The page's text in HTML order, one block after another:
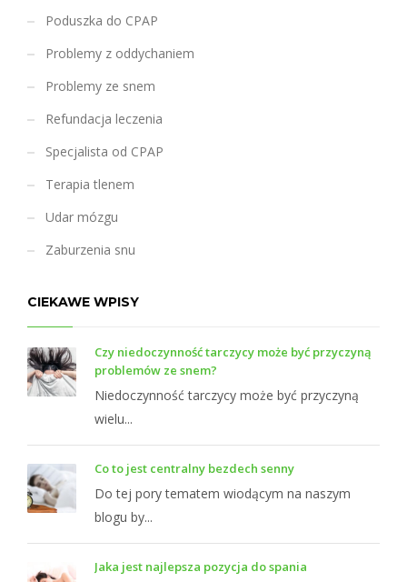
Poduszka do CPAP
Problemy z oddychaniem
Problemy ze snem
Refundacja leczenia
Specjalista od CPAP
Terapia tlenem
Udar mózgu
Zaburzenia snu
CIEKAWE WPISY
Czy niedoczynność tarczycy może być przyczyną
problemów ze snem?
Niedoczynność tarczycy może być przyczyną
wielu...
Co to jest centralny bezdech senny
Do tej pory tematem wiodącym na naszym
blogu by...
Jaka jest najlepsza pozycja do spania